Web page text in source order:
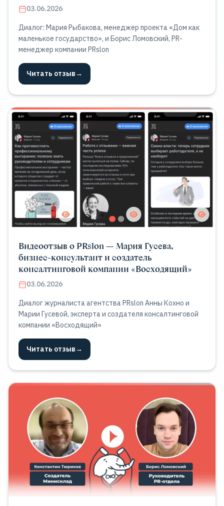
03.06.2026
Диалог: Мария Рыбакова, менеджер проекта «Дом как
маленькое государство», и Борис Ломовский, PR-
менеджер компании PRslon
Читать отзыв→
Видеоотзыв о PRslon — Мария Гусева,
бизнес-консультант и создатель
консалтинговой компании «Восходящий»
03.06.2026
Диалог журналиста агентства PRslon Анны Кохно и
Марии Гусевой, эксперта и создателя консалтинговой
компании «Восходящий»
Читать отзыв→